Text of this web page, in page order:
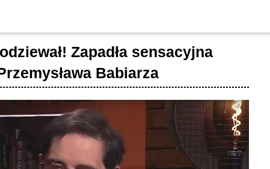
Zapadła sensacyjna
Babiarza